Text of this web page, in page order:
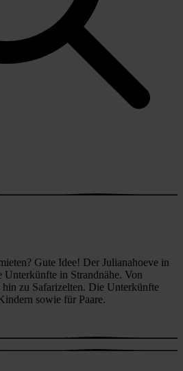
Gute Idee! Der Julianahoeve in
Unterkünfte in Strandnähe. Von
zu Safarizelten. Die Unterkünfte
sowie für Paare.